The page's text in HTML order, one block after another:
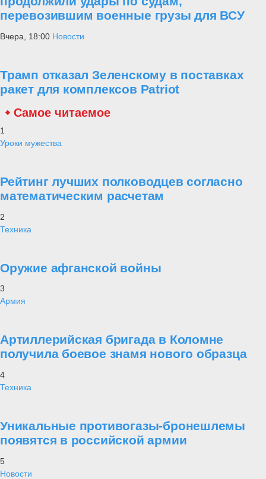
перевозившим военные грузы для ВСУ
Вчера, 18:00 Новости
Трамп отказал Зеленскому в поставках
ракет для комплексов Patriot
Самое читаемое
1
Уроки мужества
Рейтинг лучших полководцев согласно
математическим расчетам
2
Техника
Оружие афганской войны
3
Армия
Артиллерийская бригада в Коломне
получила боевое знамя нового образца
4
Техника
Уникальные противогазы-бронешлемы
появятся в российской армии
5
Новости